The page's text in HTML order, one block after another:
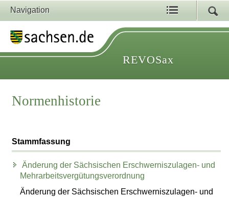
Navigation
REVOSax
Normenhistorie
Stammfassung
Änderung der Sächsischen Erschwerniszulagen- und
Mehrarbeitsvergütungsverordnung
Änderung der Sächsischen Erschwerniszulagen- und